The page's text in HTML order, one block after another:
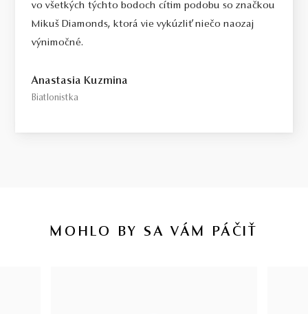
vo všetkých týchto bodoch cítim podobu so značkou
Mikuš Diamonds, ktorá vie vykúzliť niečo naozaj
výnimočné.
Anastasia Kuzmina
Biatlonistka
MOHLO BY SA VÁM PÁČIŤ